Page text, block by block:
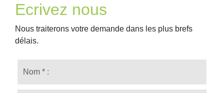
Ecrivez nous
Nous traiterons votre demande dans les plus brefs
délais.